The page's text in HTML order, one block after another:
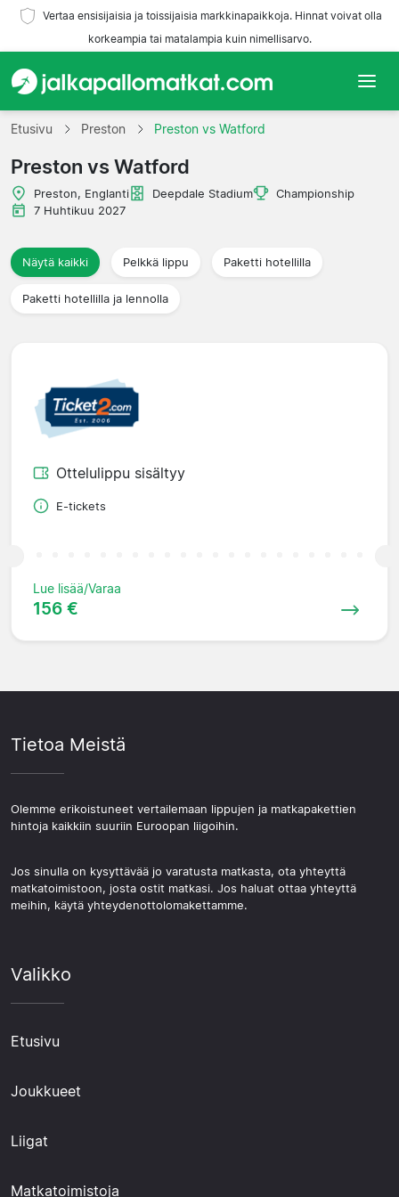
Vertaa ensisijaisia ja toissijaisia markkinapaikkoja. Hinnat voivat olla
korkeampia tai matalampia kuin nimellisarvo.
Etusivu
Joukkueet
Liigat
Matkatoimistoja
Etusivu Preston Preston vs Watford
Preston vs Watford
Preston, Englanti Deepdale Stadium
Championship
7 Huhtikuu 2027
Näytä kaikki Pelkkä lippu Paketti hotellilla
Paketti hotellilla ja lennolla
Ottelulippu sisältyy
E-tickets
Lue lisää/Varaa
156 €
Tietoa Meistä
Olemme erikoistuneet vertailemaan lippujen ja matkapakettien
hintoja kaikkiin suuriin Euroopan liigoihin.
Jos sinulla on kysyttävää jo varatusta matkasta, ota yhteyttä
matkatoimistoon, josta ostit matkasi. Jos haluat ottaa yhteyttä
meihin, käytä yhteydenottolomakettamme.
Valikko
Etusivu
Joukkueet
Liigat
Matkatoimistoja